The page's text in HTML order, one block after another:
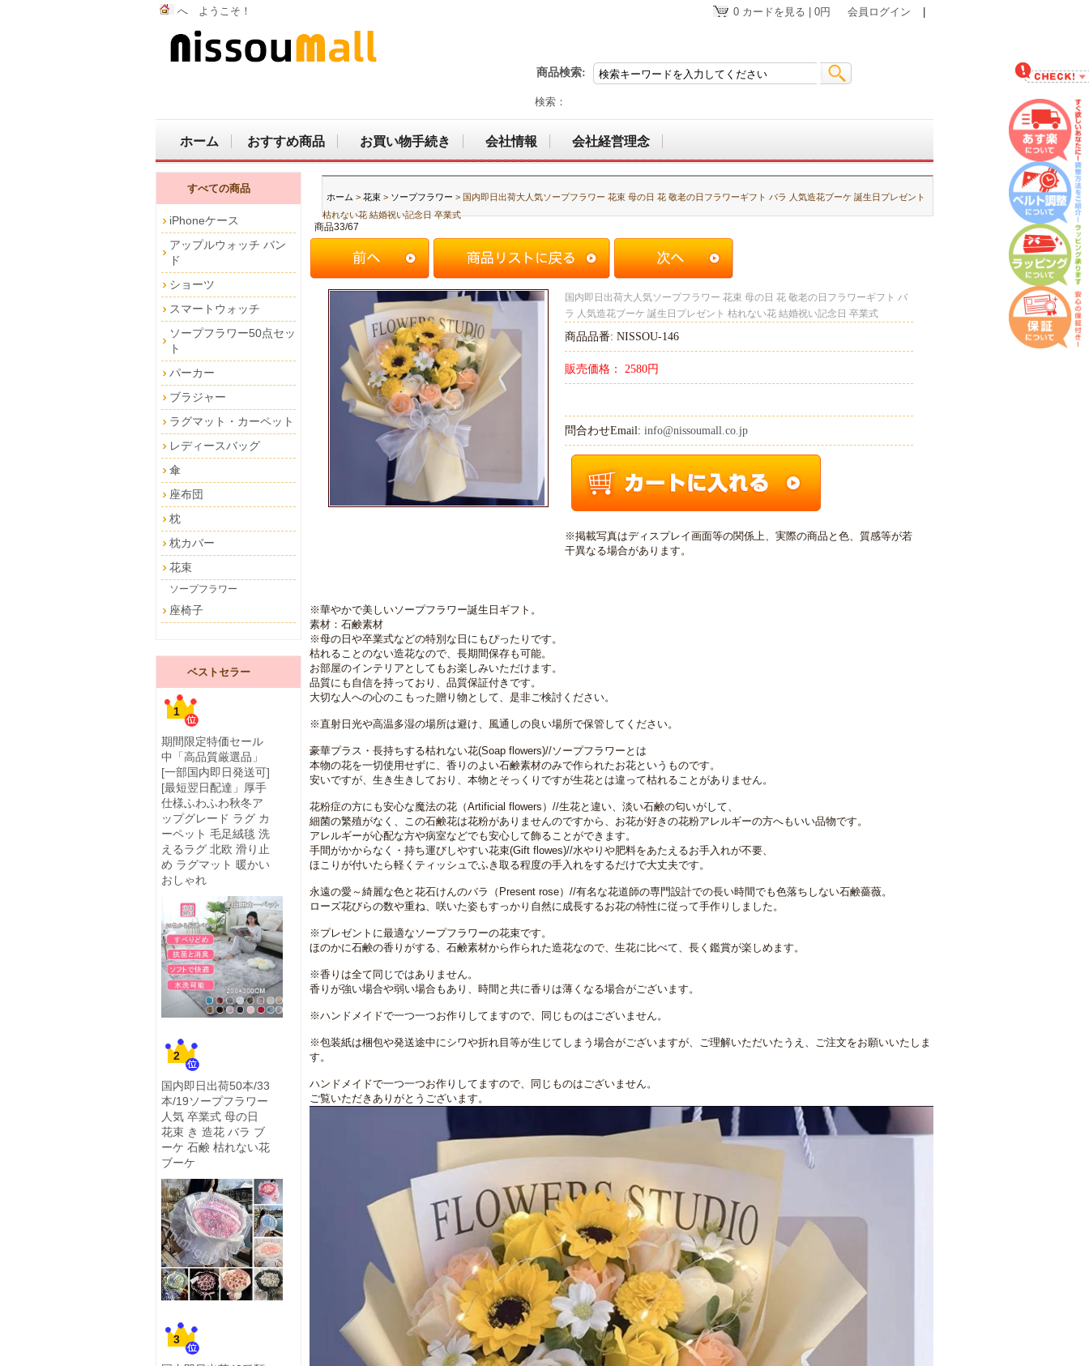
へ ようこそ！ 0 カードを見る | 0円 会員ログイン
商品検索:
検索：
ホーム おすすめ商品 お買い物手続き 会社情報 会社経営理念
すべての商品
iPhoneケース
アップルウォッチ バン
ド
ショーツ
スマートウォッチ
ソープフラワー50点セッ
ト
パーカー
ブラジャー
ラグマット・カーペット
レディースバッグ
傘
座布団
枕
枕カバー
花束
ソープフラワー
座椅子
ベストセラー
1
期間限定特価セール
中「高品質厳選品」
[一部国内即日発送可]
[最短翌日配達」厚手
仕様ふわふわ秋冬ア
ップグレード ラグ カ
ーペット 毛足絨毯 洗
えるラグ 北欧 滑り止
め ラグマット 暖かい
おしゃれ
2
国内即日出荷50本/33
本/19ソープフラワー
人気 卒業式 母の日
花束 き 造花 バラ ブ
ーケ 石鹸 枯れない花
ブーケ
3
ホーム > 花束 > ソープフラワー > 国内即日出荷大人気ソープフラワー 花束 母の日 花 敬老の日フラワーギフト バラ 人気造花ブーケ 誕生日プレゼント
枯れない花 結婚祝い記念日 卒業式
商品33/67
国内即日出荷大人気ソープフラワー 花束 母の日 花 敬老の日フラワーギフト バ
ラ 人気造花ブーケ 誕生日プレゼント 枯れない花 結婚祝い記念日 卒業式
商品品番: NISSOU-146
販売価格： 2580円
問合わせEmail: info@nissoumall.co.jp
※掲載写真はディスプレイ画面等の関係上、実際の商品と色、質感等が若
干異なる場合があります。
※華やかで美しいソープフラワー誕生日ギフト。
素材：石鹸素材
※母の日や卒業式などの特別な日にもぴったりです。
枯れることのない造花なので、長期間保存も可能。
お部屋のインテリアとしてもお楽しみいただけます。
品質にも自信を持っており、品質保証付きです。
大切な人への心のこもった贈り物として、是非ご検討ください。
※直射日光や高温多湿の場所は避け、風通しの良い場所で保管してください。
豪華プラス・長持ちする枯れない花(Soap flowers)//ソープフラワーとは
本物の花を一切使用せずに、香りのよい石鹸素材のみで作られたお花というものです。
安いですが、生き生きしており、本物とそっくりですが生花とは違って枯れることがありません。
花粉症の方にも安心な魔法の花（Artificial flowers）//生花と違い、淡い石鹸の匂いがして、
細菌の繁殖がなく、この石鹸花は花粉がありませんのですから、お花が好きの花粉アレルギーの方へもいい品物です。
アレルギーが心配な方や病室などでも安心して飾ることができます。
手間がかからなく・持ち運びしやすい花束(Gift flowes)//水やりや肥料をあたえるお手入れが不要、
ほこりが付いたら軽くティッシュでふき取る程度の手入れをするだけで大丈夫です。
永遠の愛～綺麗な色と花石けんのバラ（Present rose）//有名な花道師の専門設計での長い時間でも色落ちしない石鹸薔薇。
ローズ花びらの数や重ね、咲いた姿もすっかり自然に成長するお花の特性に従って手作りしました。
※プレゼントに最適なソープフラワーの花束です。
ほのかに石鹸の香りがする、石鹸素材から作られた造花なので、生花に比べて、長く鑑賞が楽しめます。
※香りは全て同じではありません。
香りが強い場合や弱い場合もあり、時間と共に香りは薄くなる場合がございます。
※ハンドメイドで一つ一つお作りしてますので、同じものはございません。
※包装紙は梱包や発送途中にシワや折れ目等が生じてしまう場合がございますが、ご理解いただいたうえ、ご注文をお願いいたしま
す。
ハンドメイドで一つ一つお作りしてますので、同じものはございません。
ご覧いただきありがとうございます。